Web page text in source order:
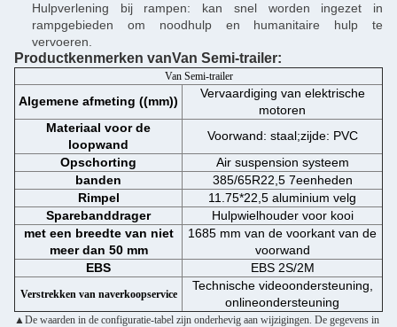
Hulpverlening bij rampen: kan snel worden ingezet in
rampgebieden om noodhulp en humanitaire hulp te
vervoeren.
Productkenmerken vanVan Semi-trailer:
Van Semi-trailer
Algemene afmeting ((mm))
Vervaardiging van elektrische
motoren
Materiaal voor de
loopwand
Voorwand: staal;zijde: PVC
Opschorting
Air suspension systeem
banden
385/65R22,5 7eenheden
Rimpel
11.75*22,5 aluminium velg
Sparebanddrager
Hulpwielhouder voor kooi
met een breedte van niet
meer dan 50 mm
1685 mm van de voorkant van de
voorwand
EBS
EBS 2S/2M
Verstrekken van naverkoopservice
Technische videoondersteuning,
onlineondersteuning
▲De waarden in de configuratie-tabel zijn onderhevig aan wijzigingen. De gegevens in